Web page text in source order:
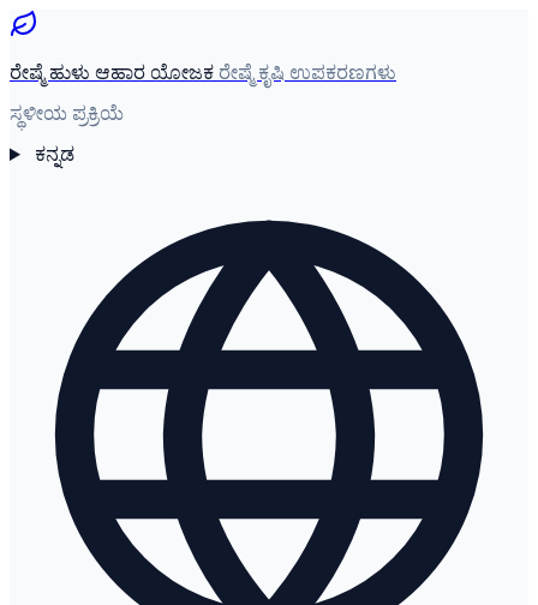
ರೇಷ್ಮೆ ಹುಳು ಆಹಾರ ಯೋಜಕರೇಷ್ಮೆ ಕೃಷಿ ಉಪಕರಣಗಳು
ಸ್ಥಳೀಯ ಪ್ರಕ್ರಿಯೆ
ಕನ್ನಡ